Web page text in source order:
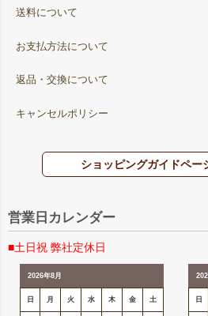
送料について
お支払方法について
返品・交換について
キャンセルポリシー
ショッピングガイドペー
営業日カレンダー
■土日祝 弊社定休日
2026年8月
日 月 火 水 木 金 土 日